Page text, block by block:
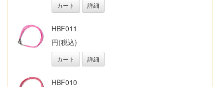
カート 詳細
HBF011
円(税込)
カート 詳細
HBF010